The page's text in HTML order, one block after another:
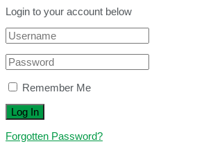
Login to your account below
Remember Me
Forgotten Password?